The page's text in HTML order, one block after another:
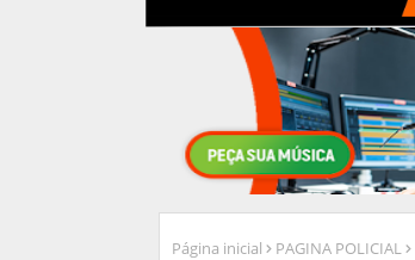
Página inicial PAGINA POLICIAL